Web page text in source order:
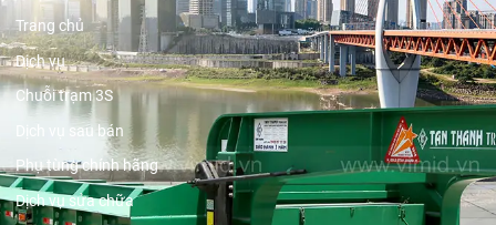
Trang chủ
Dịch vụ
Chuỗi trạm 3S
Dịch vụ sau bán
Phụ tùng chính hãng
Dịch vụ sửa chữa